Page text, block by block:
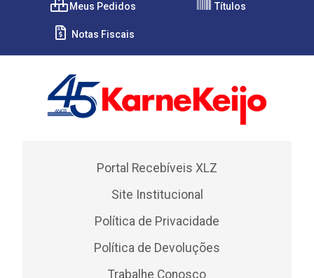
Meus Pedidos Títulos
Notas Fiscais
Portal Recebíveis XLZ
Site Institucional
Política de Privacidade
Política de Devoluções
Trabalhe Conosco